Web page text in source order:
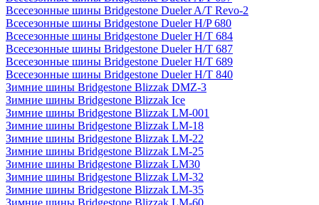
Всесезонные шины Bridgestone Dueler A/T Revo-2
Всесезонные шины Bridgestone Dueler H/P 680
Всесезонные шины Bridgestone Dueler H/T 684
Всесезонные шины Bridgestone Dueler H/T 687
Всесезонные шины Bridgestone Dueler H/T 689
Всесезонные шины Bridgestone Dueler H/T 840
Зимние шины Bridgestone Blizzak DMZ-3
Зимние шины Bridgestone Blizzak Ice
Зимние шины Bridgestone Blizzak LM-001
Зимние шины Bridgestone Blizzak LM-18
Зимние шины Bridgestone Blizzak LM-22
Зимние шины Bridgestone Blizzak LM-25
Зимние шины Bridgestone Blizzak LM30
Зимние шины Bridgestone Blizzak LM-32
Зимние шины Bridgestone Blizzak LM-35
Зимние шины Bridgestone Blizzak LM-60